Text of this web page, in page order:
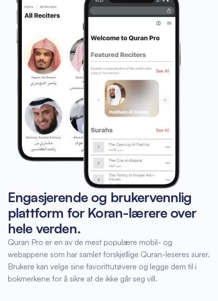
Engasjerende og brukervennlig
plattform for Koran-lærere over
hele verden.
Quran Pro er en av de mest populære mobil- og
webappene som har samlet forskjellige Quran-leseres surer.
Brukere kan velge sine favorittutøvere og legge dem til i
bokmerkene for å sikre at de ikke går seg vill.